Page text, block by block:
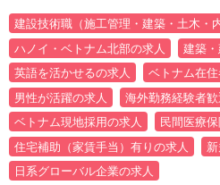
建設技術職（施工管理・建築・土木・
ハノイ・ベトナム北部の求人
建築
英語を活かせるの求人
ベトナム在
男性が活躍の求人
海外勤務経験者
ベトナム現地採用の求人
民間医療
住宅補助（家賃手当）有りの求人
日系グローバル企業の求人